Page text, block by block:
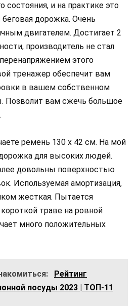
состояния, и на практике это
дорожка. Очень
двигателем. Достигает 2
производитель не стал
этого
тренажер обеспечит вам
в вашем собственном
Позволит вам сжечь большое
ремень 130 x 42 см. На мой
для высоких людей.
довольны поверхностью
Используемая амортизация,
жесткая. Пытается
траве на ровной
много положительных
Рейтинг
посуды 2023 | ТОП-11